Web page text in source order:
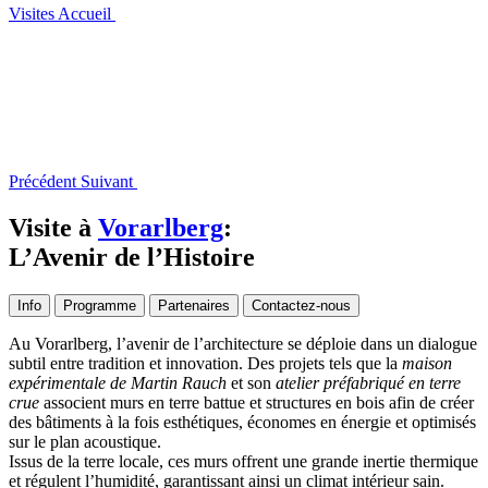
Visites Accueil
Précédent Suivant
Visite à Vorarlberg:
L’Avenir de l’Histoire
Info Programme Partenaires Contactez-nous
Au Vorarlberg, l’avenir de l’architecture se déploie dans un dialogue
subtil entre tradition et innovation. Des projets tels que la maison
expérimentale de Martin Rauch et son atelier préfabriqué en terre
crue associent murs en terre battue et structures en bois afin de créer
des bâtiments à la fois esthétiques, économes en énergie et optimisés
sur le plan acoustique.
Issus de la terre locale, ces murs offrent une grande inertie thermique
et régulent l’humidité, garantissant ainsi un climat intérieur sain.